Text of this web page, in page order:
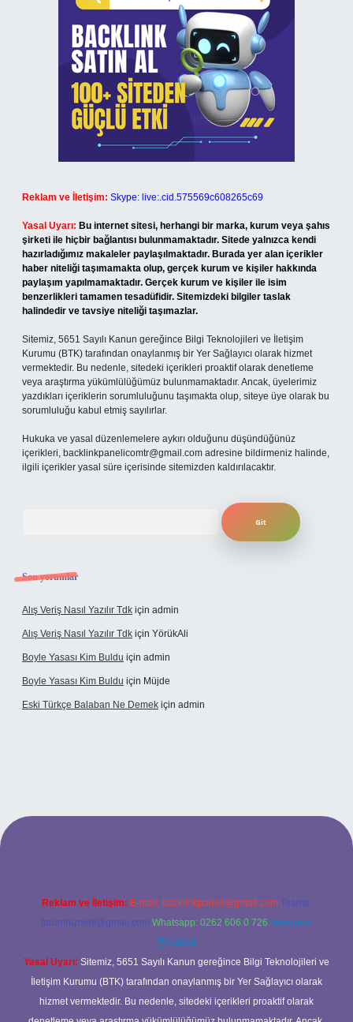
Reklam ve İletişim: Skype: live:.cid.575569c608265c69
Yasal Uyarı: Bu internet sitesi, herhangi bir marka, kurum veya şahıs
şirketi ile hiçbir bağlantısı bulunmamaktadır. Sitede yalnızca kendi
hazırladığımız makaleler paylaşılmaktadır. Burada yer alan içerikler
haber niteliği taşımamakta olup, gerçek kurum ve kişiler hakkında
paylaşım yapılmamaktadır. Gerçek kurum ve kişiler ile isim
benzerlikleri tamamen tesadüfidir. Sitemizdeki bilgiler taslak
halindedir ve tavsiye niteliği taşımazlar.
Sitemiz, 5651 Sayılı Kanun gereğince Bilgi Teknolojileri ve İletişim
Kurumu (BTK) tarafından onaylanmış bir Yer Sağlayıcı olarak hizmet
vermektedir. Bu nedenle, sitedeki içerikleri proaktif olarak denetleme
veya araştırma yükümlülüğümüz bulunmamaktadır. Ancak, üyelerimiz
yazdıkları içeriklerin sorumluluğunu taşımakta olup, siteye üye olarak bu
sorumluluğu kabul etmiş sayılırlar.
Hukuka ve yasal düzenlemelere aykırı olduğunu düşündüğünüz
içerikleri, backlinkpanelicomtr@gmail.com adresine bildirmeniz halinde,
ilgili içerikler yasal süre içerisinde sitemizden kaldırılacaktır.
Son yorumlar
Alış Veriş Nasıl Yazılır Tdk için admin
Alış Veriş Nasıl Yazılır Tdk için YörükAli
Boyle Yasası Kim Buldu için admin
Boyle Yasası Kim Buldu için Müjde
Eski Türkçe Balaban Ne Demek için admin
casino
Reklam ve İletişim: E-mail: backlinkpaneli@gmail.com Teams:
forumhizmeti@gmail.com Whatsapp: 0262 606 0 726 Telegram:
@karabul
Yasal Uyarı: Sitemiz, 5651 Sayılı Kanun gereğince Bilgi Teknolojileri ve
İletişim Kurumu (BTK) tarafından onaylanmış bir Yer Sağlayıcı olarak
hizmet vermektedir. Bu nedenle, sitedeki içerikleri proaktif olarak